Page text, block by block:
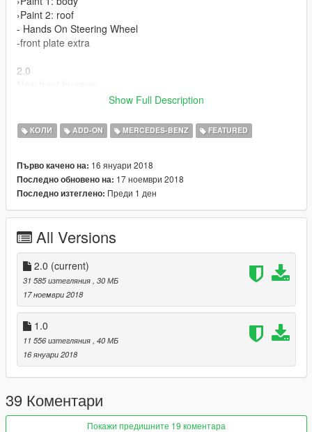
›Paint 2: roof
- Hands On Steering Wheel
-front plate extra
2.0
New toning
Fixed a bug with brake discs when changing wheels
Show Full Description
КОЛИ ADD-ON MERCEDES-BENZ FEATURED
Първо качено на: 16 януари 2018
Последно обновено на: 17 ноември 2018
Последно изтеглено: Преди 1 ден
All Versions
2.0 (current)
31 585 изтегляния , 30 МБ
17 ноември 2018
1.0
11 556 изтегляния , 40 МБ
16 януари 2018
39 Коментари
Покажи предишните 19 коментара